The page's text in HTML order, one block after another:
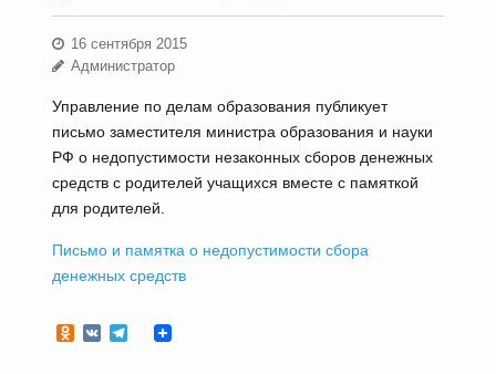
16 сентября 2015
Администратор
Управление по делам образования публикует
письмо заместителя министра образования и науки
РФ о недопустимости незаконных сборов денежных
средств с родителей учащихся вместе с памяткой
для родителей.
Письмо и памятка о недопустимости сбора
денежных средств
Odnoklassniki
VKTelegram